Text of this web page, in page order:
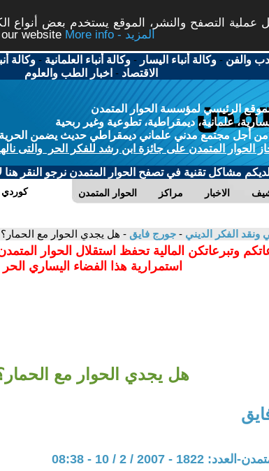
عملية التصفح والنشر، الموقع يستخدم بعض أنواع
website
More info - المزيد
والفن -وكالة أنباء اليسار -وكالة أنباء العلمانية -وكالة
الاقتصاد - اخبار الطب والعلوم
الرئيسي لمؤسسة الحوار المتمدن
علمانية، ديمقراطية، تطوعية وغير ربحية
أجل مجتمع مدني علماني ديمقراطي حديث يضمن الحرية
الحوار المتمدن على جائزة ابن رشد للفكر الحر والتى
لديكم مشاكل تقنية في تصفح الحوار المتمدن نرجو النقر هنا
الحوار المتمدن مراكز الاخبار كوردي
ونقد الفكر الديني - جورج فايق - هل يجدي الحوار مع الحمار؟
وتبرعاتكن المالية تحفظ استقلال الحوار
استمرارية هذا الفضاء اليساري الحر
هل يجدي الحوار مع
1822 - 2007 / 2 / 10 - 08:38